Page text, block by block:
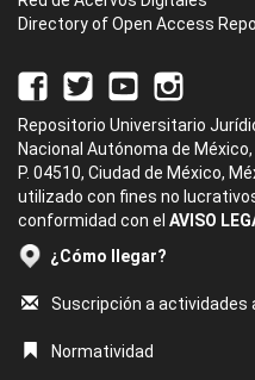
Directory of Open Access
Repositorio Universitario
Nacional Autónoma de
P. 04510, Ciudad de México,
utilizado con fines no
conformidad con el AVISO
¿Cómo llegar?
Suscripción a actividades
Normatividad